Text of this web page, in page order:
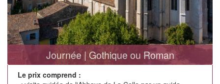
Journée | Gothique ou Roman
Le prix comprend :